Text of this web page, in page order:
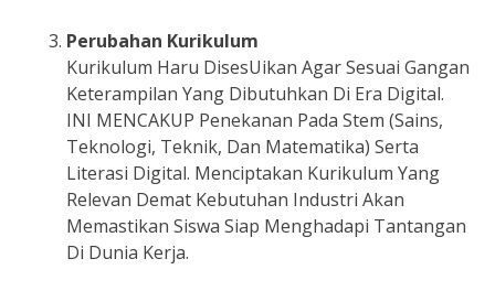
Perubahan Kurikulum
Kurikulum Haru DisesUikan Agar Sesuai Gangan
Keterampilan Yang Dibutuhkan Di Era Digital.
INI MENCAKUP Penekanan Pada Stem (Sains,
Teknologi, Teknik, Dan Matematika) Serta
Literasi Digital. Menciptakan Kurikulum Yang
Relevan Demat Kebutuhan Industri Akan
Memastikan Siswa Siap Menghadapi Tantangan
Di Dunia Kerja.